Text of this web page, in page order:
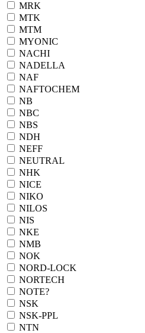
MRK
MTK
MTM
MYONIC
NACHI
NADELLA
NAF
NAFTOCHEM
NB
NBC
NBS
NDH
NEFF
NEUTRAL
NHK
NICE
NIKO
NILOS
NIS
NKE
NMB
NOK
NORD-LOCK
NORTECH
NOTE?
NSK
NSK-PPL
NTN